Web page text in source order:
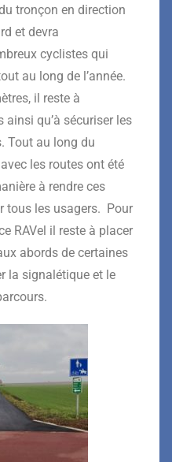
tronçon en direction
et devra
cyclistes qui
au long de l’année.
il reste à
qu’à sécuriser les
Tout au long du
les routes ont été
à rendre ces
tous les usagers. Pour
RAVel il reste à placer
abords de certaines
la signalétique et le